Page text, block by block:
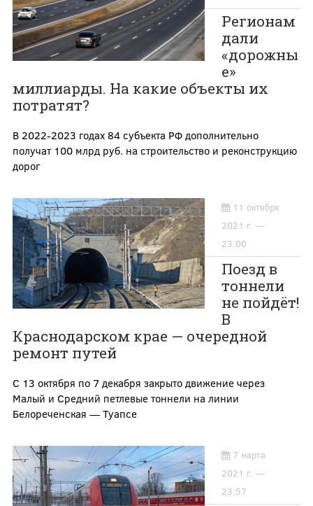
Регионам
дали
«дорожны
е»
миллиарды. На какие объекты их
потратят?
В 2022-2023 годах 84 субъекта РФ дополнительно
получат 100 млрд руб. на строительство и реконструкцию
дорог
11 октября
2021 г. —
23:00
Поезд в
тоннели
не пойдёт!
В
Краснодарском крае — очередной
ремонт путей
С 13 октября по 7 декабря закрыто движение через
Малый и Средний петлевые тоннели на линии
Белореченская — Туапсе
7 марта
2021 г. —
23:57